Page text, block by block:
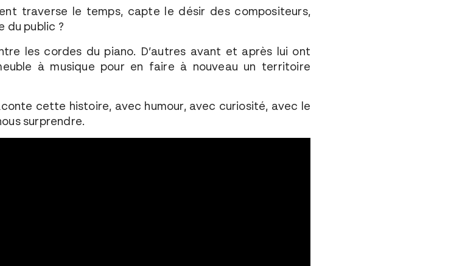
traverse le temps, capte le désir des compositeurs,
du public ?
les cordes du piano. D’autres avant et après lui ont
à musique pour en faire à nouveau un territoire
cette histoire, avec humour, avec curiosité, avec le
surprendre.